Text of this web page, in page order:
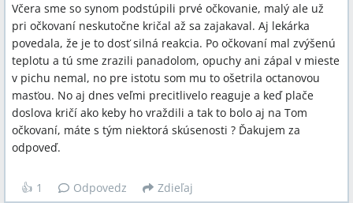
Včera sme so synom podstúpili prvé očkovanie, malý ale už
pri očkovaní neskutočne kričal až sa zajakaval. Aj lekárka
povedala, že je to dosť silná reakcia. Po očkovaní mal zvýšenú
teplotu a tú sme zrazili panadolom, opuchy ani zápal v mieste
v pichu nemal, no pre istotu som mu to ošetrila octanovou
masťou. No aj dnes veľmi precitlivelo reaguje a keď plače
doslova kričí ako keby ho vraždili a tak to bolo aj na Tom
očkovaní, máte s tým niektorá skúsenosti ? Ďakujem za
odpoveď.
👍 1 Odpovedz Zdieľaj